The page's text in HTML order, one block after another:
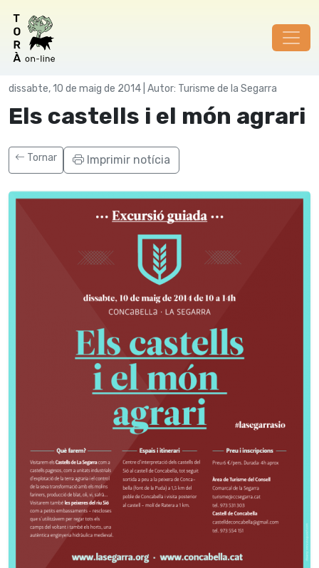
dissabte, 10 de maig de 2014 | Autor: Turisme de la Segarra
Els castells i el món agrari
Tornar Imprimir notícia